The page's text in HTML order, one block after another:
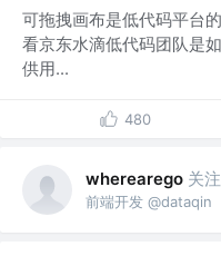
可拖拽画布是低代码平台
看京东水滴低代码团队是
供用...
480
wherearego 关
前端开发 @dataqin